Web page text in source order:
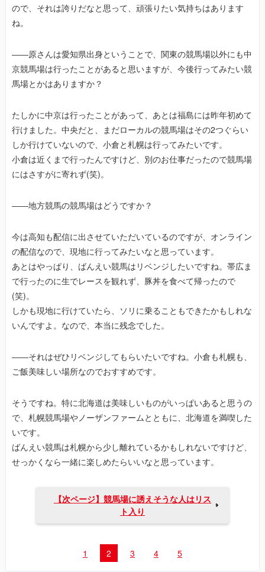
ので、それは誇りだなと思って、頑張りたい気持ちはあります
ね。
――原さんは愛知県出身ということで、関東の競馬場以外にも中
京競馬場は行ったことがあると思いますが、今後行ってみたい競
馬場とかはありますか？
たしかに中京は行ったことがあって、あとは福島には昨年初めて
行けました。中央だと、まだローカルの競馬場はその2つぐらい
しか行けていないので、小倉と札幌は行ってみたいです。
小倉は近くまで行ったんですけど、別のお仕事だったので競馬場
にはさすがに寄れず(笑)。
――地方競馬の競馬場はどうですか？
今は高知も配信に出させていただいているのですが、オンライン
の配信なので、現地に行ってみたいなと思っています。
あとはやっぱり、ばんえい競馬はリベンジしたいですね。帯広ま
で行ったのに生でレースを観れず、豚丼を食べて帰ったので
(笑)。
しかも現地に行けていたら、ソリに乗ることもできたかもしれな
いんですよ。なので、本当に残念でした。
――それはぜひリベンジしてもらいたいですね。小倉も札幌も、
ご飯美味しい場所なのでおすすめです。
そうですね。特に北海道は美味しいものがいっぱいあると思うの
で、札幌競馬場やノーザンファームとともに、北海道を満喫した
いです。
ばんえい競馬は札幌から少し離れているかもしれないですけど、
せっかくなら一緒に楽しめたらいいなと思っています。
【次ページ】競馬場に誘えそうな人はリス
ト入り
1 2 3 4 5